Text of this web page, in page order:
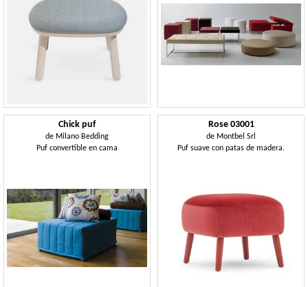
Chick puf
de Milano Bedding
Puf convertible en cama
Rose 03001
de Montbel Srl
Puf suave con patas de madera.